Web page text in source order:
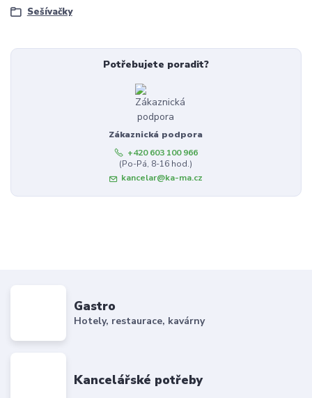
Sešívačky
Potřebujete poradit?
Zákaznická podpora
+420 603 100 966
(Po-Pá, 8-16 hod.)
kancelar@ka-ma.cz
Gastro
Hotely, restaurace, kavárny
Kancelářské potřeby